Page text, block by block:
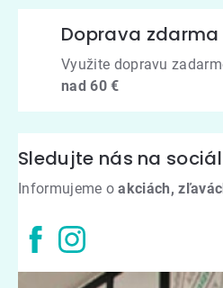
Doprava zdarma
Využite dopravu
nad 60 €
Sledujte nás na
Informujeme oakciách,